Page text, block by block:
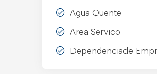
Agua Quente
Area Servico
Dependenciade